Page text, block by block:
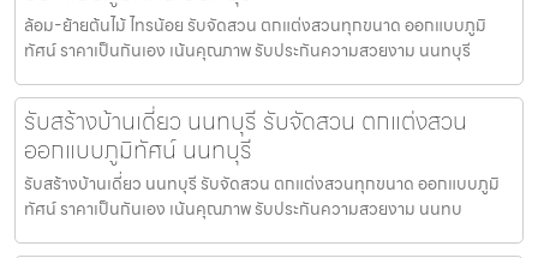
ล้อม-ย้ายต้นไม้ ไทรน้อย รับจัดสวน ตกแต่งสวนทุกขนาด ออกแบบภูมิ
ทัศน์ ราคาเป็นกันเอง เน้นคุณภาพ รับประกันความสวยงาม นนทบุรี
รับสร้างบ้านเดี่ยว นนทบุรี รับจัดสวน ตกแต่งสวน
ออกแบบภูมิทัศน์ นนทบุรี
รับสร้างบ้านเดี่ยว นนทบุรี รับจัดสวน ตกแต่งสวนทุกขนาด ออกแบบภูมิ
ทัศน์ ราคาเป็นกันเอง เน้นคุณภาพ รับประกันความสวยงาม นนทบ